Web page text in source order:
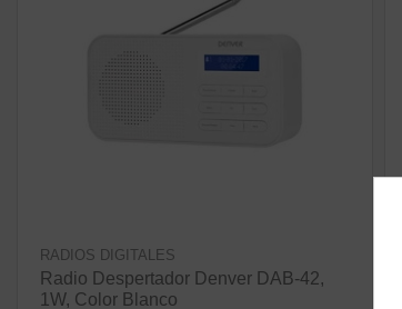
RADIOS DIGITALES
Radio Despertador Denver DAB-42,
1W, Color Blanco